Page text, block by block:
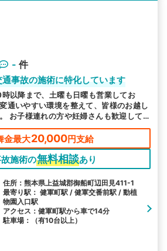
- 件
事故の施術に特化しています
以降まで、土曜も日曜も営業してお
通いやすい環境を整えて、皆様のお越し
お子様連れの方や妊婦さんも歓迎して
はお気軽にご相談ください。駐車場も完
利用ください。
金最大20,000円支給
施術の無料相談あり
住所：熊本県上益城郡御船町辺田見411-1
最寄り駅： 健軍町駅 / 健軍交番前駅 / 動植
物園入口駅
アクセス：健軍町駅から車で14分
駐車場：（有10台以上）